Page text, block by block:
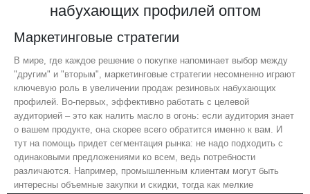
набухающих профилей оптом
Маркетинговые стратегии
В мире, где каждое решение о покупке напоминает выбор между
"другим" и "вторым", маркетинговые стратегии несомненно играют
ключевую роль в увеличении продаж резиновых набухающих
профилей. Во-первых, эффективно работать с целевой
аудиторией – это как налить масло в огонь: если аудитория знает
о вашем продукте, она скорее всего обратится именно к вам. И
тут на помощь придет сегментация рынка: не надо подходить с
одинаковыми предложениями ко всем, ведь потребности
различаются. Например, промышленным клиентам могут быть
интересны объемные закупки и скидки, тогда как мелкие